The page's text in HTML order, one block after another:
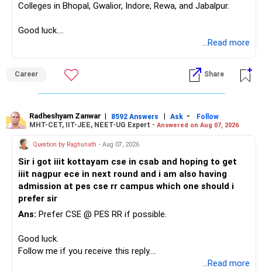
Colleges in Bhopal, Gwalior, Indore, Rewa, and Jabalpur.
Good luck.
...Read more
Career Share
Radheshyam Zanwar | 8592 Answers | Ask -
Follow
MHT-CET, IIT-JEE, NEET-UG Expert - Answered on Aug 07, 2026
Question by Raghunath - Aug 07, 2026
Sir i got iiit kottayam cse in csab and hoping to get
iiit nagpur ece in next round and i am also having
admission at pes cse rr campus which one should i
prefer sir
Ans: Prefer CSE @ PES RR if possible.
Good luck.
Follow me if you receive this reply.
...Read more